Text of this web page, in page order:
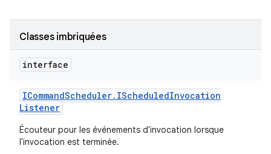
Classes imbriquées
interface
ICommandScheduler. IScheduledInvocation
Listener
Écouteur pour les événements d'invocation lorsque
l'invocation est terminée.